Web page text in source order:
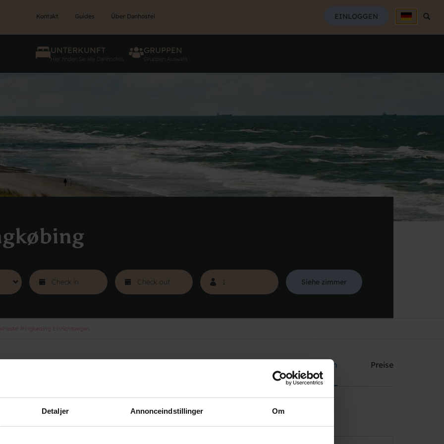
Detaljer Annonceindstillinger Om
Suche
EINLOGGEN
Kontakt Guides Über Danhostel
UNTERKUNFT
Hier finden Sie alle Danhostels
GRUPPEN
Gruppen Auswahl
Siehe zimmer
Einrichtungen Preise